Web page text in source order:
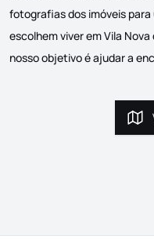
fotografias dos imóveis
escolhem viver em Vila
nosso objetivo é ajudar a